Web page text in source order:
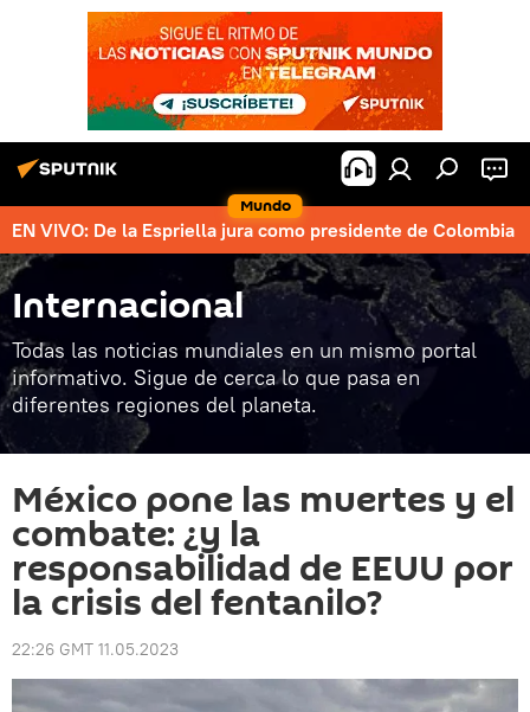
Mundo
EN VIVO: De la Espriella jura como presidente de Colombia
Internacional
Todas las noticias mundiales en un mismo portal
informativo. Sigue de cerca lo que pasa en
diferentes regiones del planeta.
México pone las muertes y el
combate: ¿y la
responsabilidad de EEUU por
la crisis del fentanilo?
22:26 GMT 11.05.2023